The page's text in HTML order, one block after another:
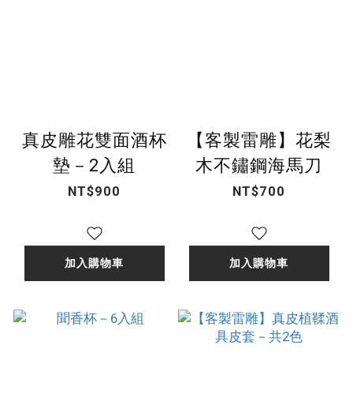
真皮雕花雙面酒杯
墊－2入組
NT$900
加入購物車
【客製雷雕】花梨
木不鏽鋼海馬刀
NT$700
加入購物車